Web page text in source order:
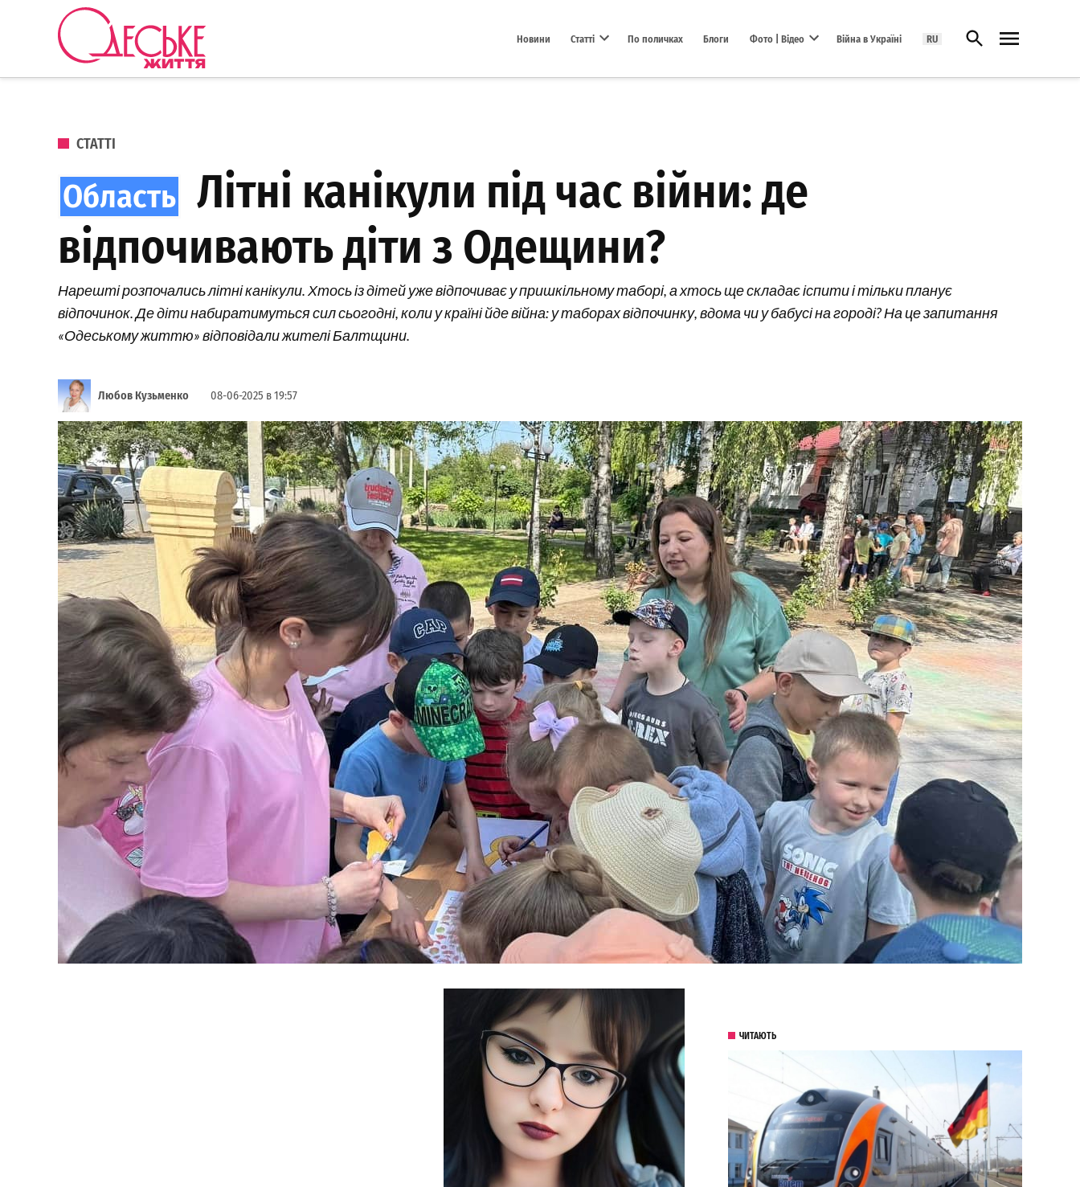
Перейти до вмісту
Новини Статті По поличках Блоги Фото | Відео Війна в Україні RU Відкрити пошук
ОПУБЛІКОВАНО В
СТАТТІ
Літні канікули під час війни: де
відпочивають діти з Одещини?
Нарешті розпочались літні канікули. Хтось із дітей уже відпочиває у пришкільному таборі, а хтось ще складає іспити і тільки планує
відпочинок. Де діти набиратимуться сил сьогодні, коли у країні йде війна: у таборах відпочинку, вдома чи у бабусі на городі? На це запитання
«Одеському життю» відповідали жителі Балтщини.
Любов Кузьменко 08-06-2025 в 19:57
ЧИТАЮТЬ